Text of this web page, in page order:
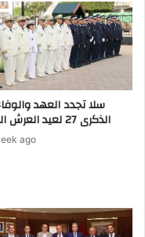
سلا تجدد العهد
الذكرى 27 لعيد العرش المجيد
ago